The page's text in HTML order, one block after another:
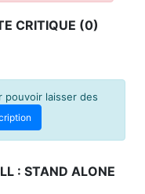
CRITIQUE (0)
laisser des
: STAND ALONE